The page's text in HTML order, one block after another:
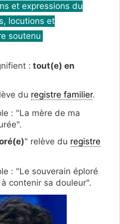
et expressions du
locutions et
soutenu
: tout(e) en
du registre familier.
: "La mère de ma
" relève du registre
: "Le souverain éploré
contenir sa douleur".